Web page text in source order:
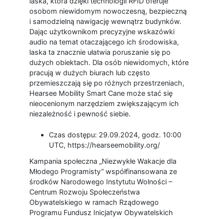
osobom niewidomym nowoczesną, bezpieczną
i samodzielną nawigację wewnątrz budynków.
Dając użytkownikom precyzyjne wskazówki
audio na temat otaczającego ich środowiska,
laska ta znacznie ułatwia poruszanie się po
dużych obiektach. Dla osób niewidomych, które
pracują w dużych biurach lub często
przemieszczają się po różnych przestrzeniach,
Hearsee Mobility Smart Cane może stać się
nieocenionym narzędziem zwiększającym ich
niezależność i pewność siebie.
Czas dostępu: 29.09.2024, godz. 10:00
UTC, https://hearseemobility.org/
Kampania społeczna „Niezwykłe Wakacje dla
Młodego Programisty” współfinansowana ze
środków Narodowego Instytutu Wolności –
Centrum Rozwoju Społeczeństwa
Obywatelskiego w ramach Rządowego
Programu Fundusz Inicjatyw Obywatelskich